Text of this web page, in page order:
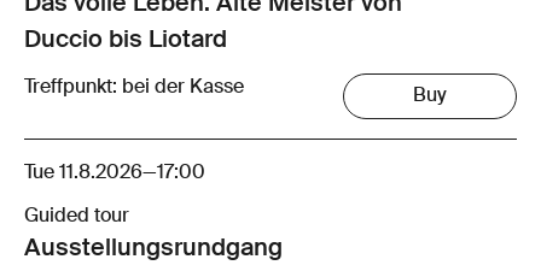
Duccio bis Liotard
Treffpunkt: bei der Kasse Buy
Tue 11.8.2026—17:00
Guided tour
Ausstellungsrund­gang